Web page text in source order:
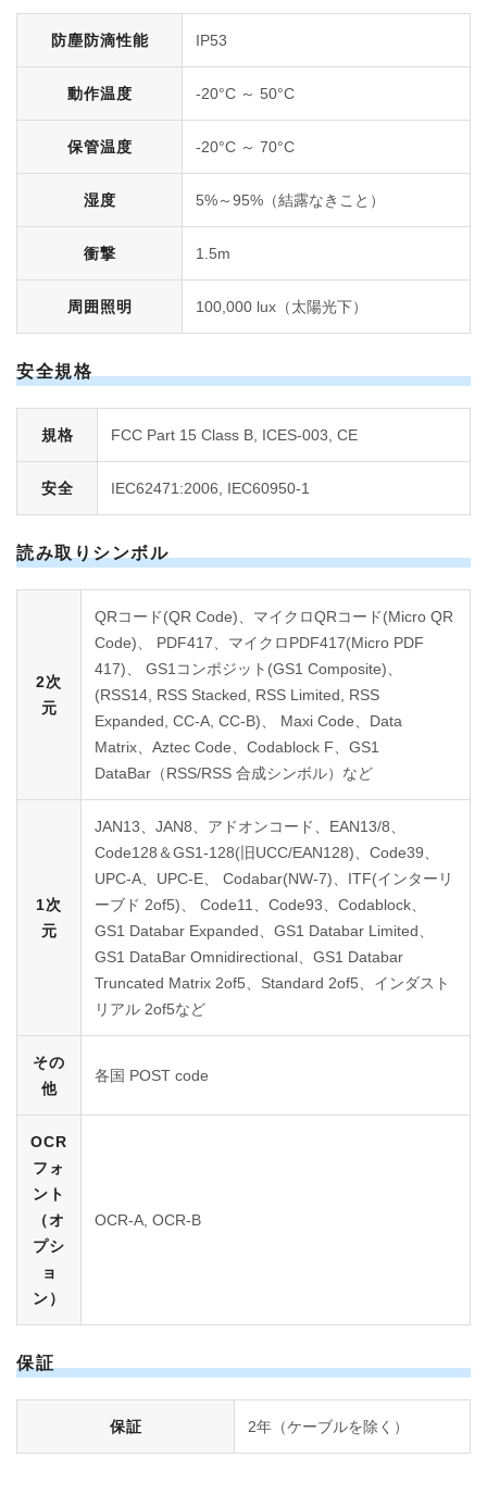
防塵防滴性能 IP53
動作温度 -20°C ～ 50°C
保管温度 -20°C ～ 70°C
湿度 5%～95%（結露なきこと）
衝撃 1.5m
周囲照明 100,000 lux（太陽光下）
安全規格
規格 FCC Part 15 Class B, ICES-003, CE
安全 IEC62471:2006, IEC60950-1
読み取りシンボル
2次
元
QRコード(QR Code)、マイクロQRコード(Micro QR
Code)、 PDF417、マイクロPDF417(Micro PDF
417)、 GS1コンポジット(GS1 Composite)、
(RSS14, RSS Stacked, RSS Limited, RSS
Expanded, CC-A, CC-B)、 Maxi Code、Data
Matrix、Aztec Code、Codablock F、GS1
DataBar（RSS/RSS 合成シンボル）など
1次
元
JAN13、JAN8、アドオンコード、EAN13/8、
Code128＆GS1-128(旧UCC/EAN128)、Code39、
UPC-A、UPC-E、 Codabar(NW-7)、ITF(インターリ
ーブド 2of5)、 Code11、Code93、Codablock、
GS1 Databar Expanded、GS1 Databar Limited、
GS1 DataBar Omnidirectional、GS1 Databar
Truncated Matrix 2of5、Standard 2of5、インダスト
リアル 2of5など
その
他
各国 POST code
OCR
フォ
ント
（オ
プシ
ョ
ン）
OCR-A, OCR-B
保証
保証 2年（ケーブルを除く）